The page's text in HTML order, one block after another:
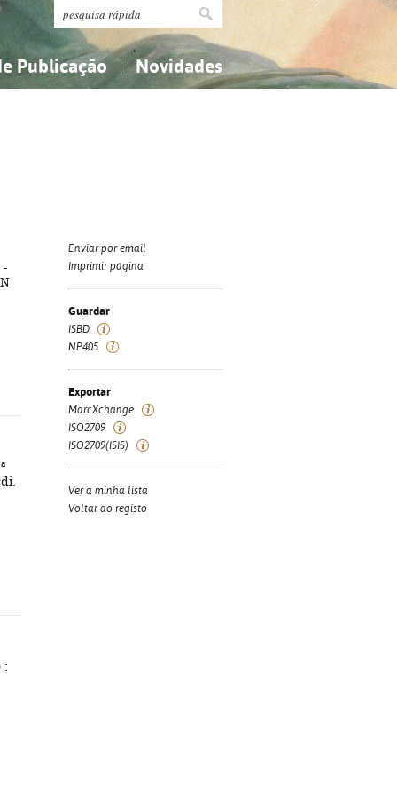
Publicação Novidades
-
:
Enviar por email
Imprimir página
Guardar
ISBD
NP405
Exportar
MarcXchange
ISO2709
ISO2709(ISIS)
Ver a minha lista
Voltar ao registo